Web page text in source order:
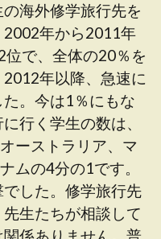
海外修学旅行先を
年から2011年
位で、全体の20％を
年以降、急速に
。今は1％にもな
行く学生の数は、
ーストラリア、マ
ムの4分の1です。
した。修学旅行先
生たちが相談して